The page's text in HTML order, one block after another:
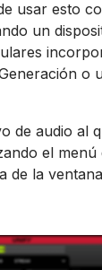
usar esto
un
o
de audio al
el menú
de la